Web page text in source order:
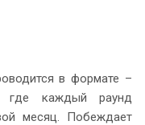
в формате –
где каждый раунд
месяц. Побеждает